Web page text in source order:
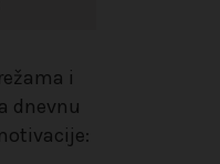
i
dnevnu